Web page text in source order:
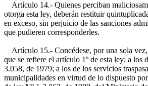
Artículo 14.- Quienes perciban
otorga esta ley, deberán restituir
en exceso, sin perjuicio de las sanciones
que pudieren corresponderles.
Artículo 15.- Concédese, por una sola vez,
que se refiere el artículo 1º de esta ley; a los
3.058, de 1979; a los de los servicios
municipalidades en virtud de lo dispuesto